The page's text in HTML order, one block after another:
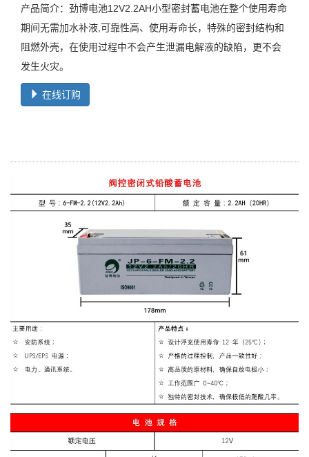
产品简介：劲博电池12V2.2AH小型密封蓄电池在整个使用寿命
期间无需加水补液,可靠性高、使用寿命长，特殊的密封结构和
阻燃外壳，在使用过程中不会产生泄漏电解液的缺陷，更不会
发生火灾。
在线订购